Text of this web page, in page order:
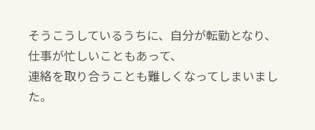
そうこうしているうちに、自分が転勤となり、
仕事が忙しいこともあって、
連絡を取り合うことも難しくなってしまいまし
た。